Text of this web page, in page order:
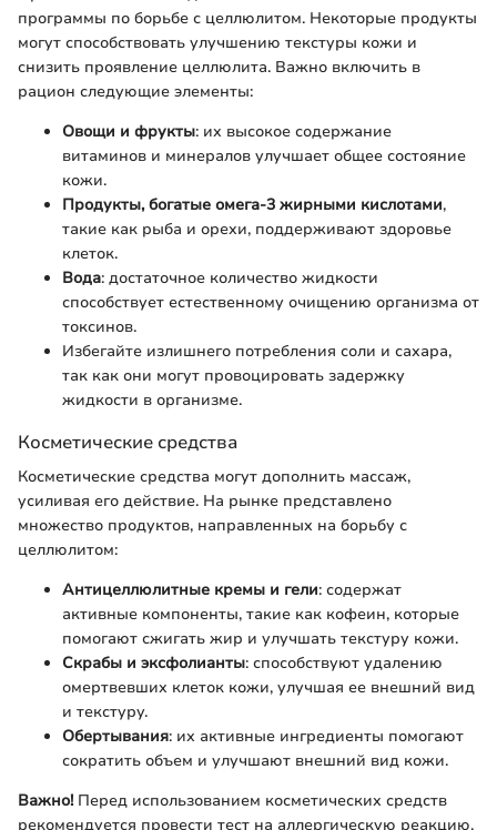
программы по борьбе с целлюлитом. Некоторые продукты
могут способствовать улучшению текстуры кожи и
снизить проявление целлюлита. Важно включить в
рацион следующие элементы:
Овощи и фрукты: их высокое содержание
витаминов и минералов улучшает общее состояние
кожи.
Продукты, богатые омега-3 жирными кислотами,
такие как рыба и орехи, поддерживают здоровье
клеток.
Вода: достаточное количество жидкости
способствует естественному очищению организма от
токсинов.
Избегайте излишнего потребления соли и сахара,
так как они могут провоцировать задержку
жидкости в организме.
Косметические средства
Косметические средства могут дополнить массаж,
усиливая его действие. На рынке представлено
множество продуктов, направленных на борьбу с
целлюлитом:
Антицеллюлитные кремы и гели: содержат
активные компоненты, такие как кофеин, которые
помогают сжигать жир и улучшать текстуру кожи.
Скрабы и эксфолианты: способствуют удалению
омертвевших клеток кожи, улучшая ее внешний вид
и текстуру.
Обертывания: их активные ингредиенты помогают
сократить объем и улучшают внешний вид кожи.
Важно! Перед использованием косметических средств
рекомендуется провести тест на аллергическую реакцию.